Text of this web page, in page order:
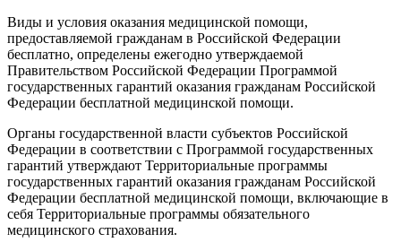
Виды и условия оказания медицинской помощи,
предоставляемой гражданам в Российской Федерации
бесплатно, определены ежегодно утверждаемой
Правительством Российской Федерации Программой
государственных гарантий оказания гражданам Российской
Федерации бесплатной медицинской помощи.
Органы государственной власти субъектов Российской
Федерации в соответствии с Программой государственных
гарантий утверждают Территориальные программы
государственных гарантий оказания гражданам Российской
Федерации бесплатной медицинской помощи, включающие в
себя Территориальные программы обязательного
медицинского страхования.